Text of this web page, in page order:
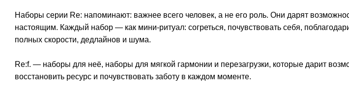
Наборы серии Re: напоминают: важнее всего человек, а не его роль. Они дарят
настоящим. Каждый набор — как мини-ритуал: согреться, почувствовать себя,
полных скорости, дедлайнов и шума.
Re:f. — наборы для неё, наборы для мягкой гармонии и перезагрузки, которые дарит
восстановить ресурс и почувствовать заботу в каждом моменте.